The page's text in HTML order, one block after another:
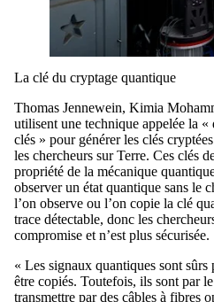
La clé du cryptage quantique
Thomas Jennewein, Kimia
utilisent une technique appelée la
clés » pour générerles clés
les chercheurs sur Terre. Ces clés
propriété de la mécanique
observer un état quantique sans le
l’on observe ou l’on copie la clé
trace détectable, donc les
compromise et n’est plus sécurisée.
« Les signaux quantiques sont sûrs
être copiés. Toutefois, ils sont par
transmettre par des câbles à fibres